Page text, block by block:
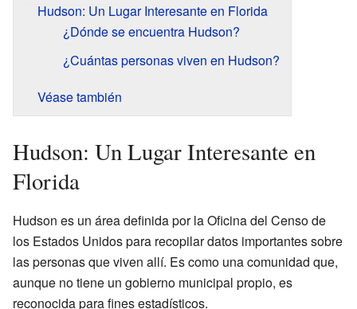
Hudson: Un Lugar Interesante en Florida
¿Dónde se encuentra Hudson?
¿Cuántas personas viven en Hudson?
Véase también
Hudson: Un Lugar Interesante en
Florida
Hudson es un área definida por la Oficina del Censo de
los Estados Unidos para recopilar datos importantes sobre
las personas que viven allí. Es como una comunidad que,
aunque no tiene un gobierno municipal propio, es
reconocida para fines estadísticos.